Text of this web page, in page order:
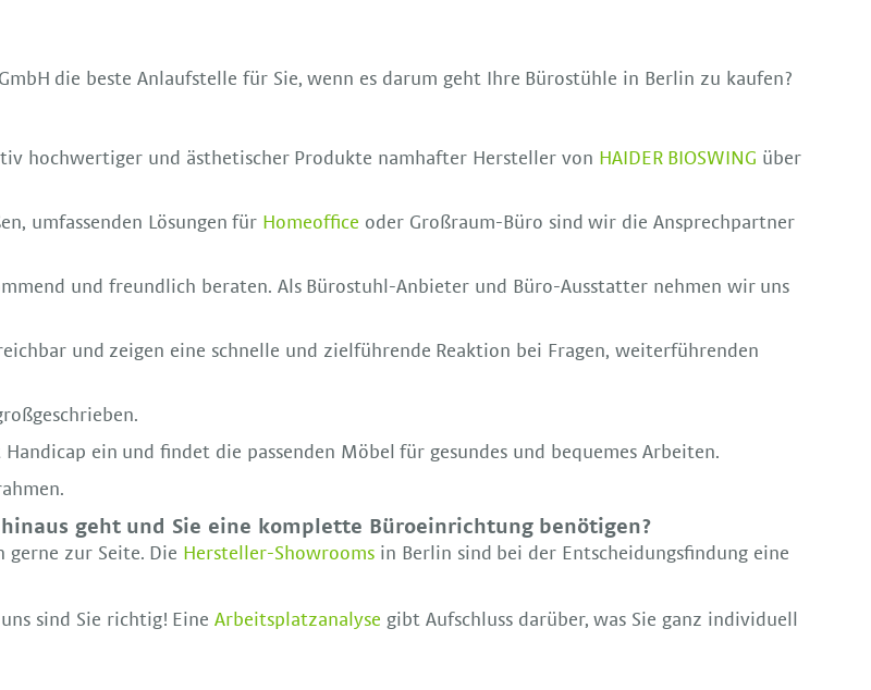
die beste Anlaufstelle für Sie, wenn es darum geht Ihre Bürostühle in Berlin zu kaufen?
hochwertiger und ästhetischer Produkte namhafter Hersteller von HAIDER BIOSWING über
umfassenden Lösungen für Homeoffice oder Großraum-Büro sind wir die Ansprechpartner
und freundlich beraten. Als Bürostuhl-Anbieter und Büro-Ausstatter nehmen wir uns
und zeigen eine schnelle und zielführende Reaktion bei Fragen, weiterführenden
ein und findet die passenden Möbel für gesundes und bequemes Arbeiten.
geht und Sie eine komplette Büroeinrichtung benötigen?
gerne zur Seite. Die Hersteller-Showrooms in Berlin sind bei der Entscheidungsfindung eine
sind Sie richtig! EineArbeitsplatzanalyse gibt Aufschluss darüber, was Sie ganz individuell